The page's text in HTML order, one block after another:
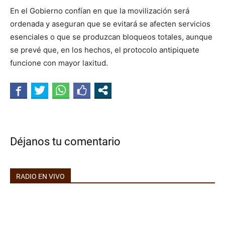
En el Gobierno confían en que la movilización será
ordenada y aseguran que se evitará se afecten servicios
esenciales o que se produzcan bloqueos totales, aunque
se prevé que, en los hechos, el protocolo antipiquete
funcione con mayor laxitud.
Déjanos tu comentario
RADIO EN VIVO